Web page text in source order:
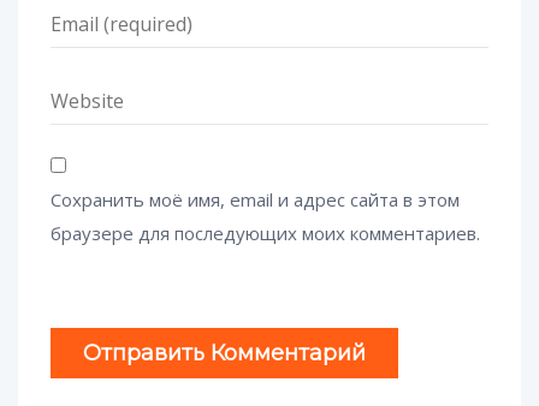
Сохранить моё имя, email и адрес сайта в этом
браузере для последующих моих комментариев.